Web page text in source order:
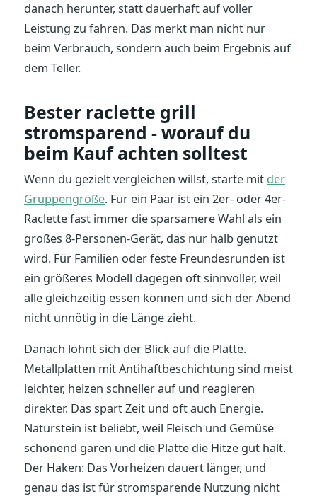
danach herunter, statt dauerhaft auf voller
Leistung zu fahren. Das merkt man nicht nur
beim Verbrauch, sondern auch beim Ergebnis auf
dem Teller.
Bester raclette grill
stromsparend - worauf du
beim Kauf achten solltest
Wenn du gezielt vergleichen willst, starte mit der
Gruppengröße. Für ein Paar ist ein 2er- oder 4er-
Raclette fast immer die sparsamere Wahl als ein
großes 8-Personen-Gerät, das nur halb genutzt
wird. Für Familien oder feste Freundesrunden ist
ein größeres Modell dagegen oft sinnvoller, weil
alle gleichzeitig essen können und sich der Abend
nicht unnötig in die Länge zieht.
Danach lohnt sich der Blick auf die Platte.
Metallplatten mit Antihaftbeschichtung sind meist
leichter, heizen schneller auf und reagieren
direkter. Das spart Zeit und oft auch Energie.
Naturstein ist beliebt, weil Fleisch und Gemüse
schonend garen und die Platte die Hitze gut hält.
Der Haken: Das Vorheizen dauert länger, und
genau das ist für stromsparende Nutzung nicht